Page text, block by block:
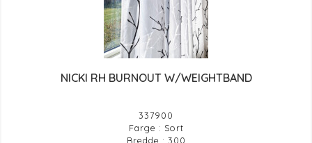
NICKI RH BURNOUT W/WEIGHTBAND
337900
Farge : Sort
Bredde : 300